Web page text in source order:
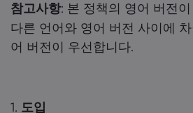
참고사항: 본 정책의 영어 버전
다른 언어와 영어 버전 사이에
어 버전이 우선합니다.
1. 도입